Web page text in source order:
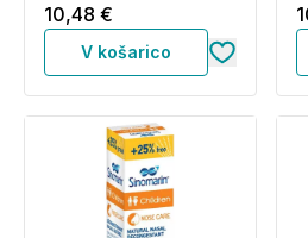
10,48 €
V košarico